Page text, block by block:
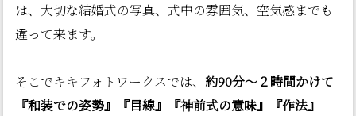
は、大切な結婚式の写真、式中の雰囲気、空気感までも
違って来ます。
そこでキキフォトワークスでは、 約90分〜２時間かけて
『和装での姿勢』『目線』『神前式の意味』『作法』